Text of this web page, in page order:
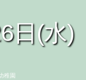
日(水)
稚園